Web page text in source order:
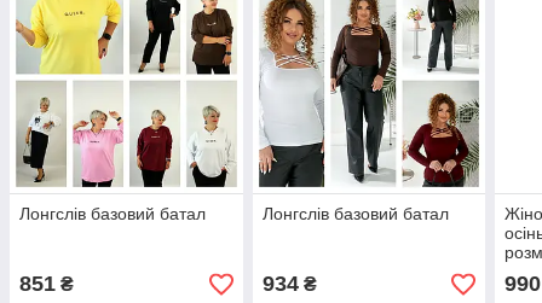
Лонгслів базовий батал
851 ₴
Лонгслів базовий батал
934₴ 990